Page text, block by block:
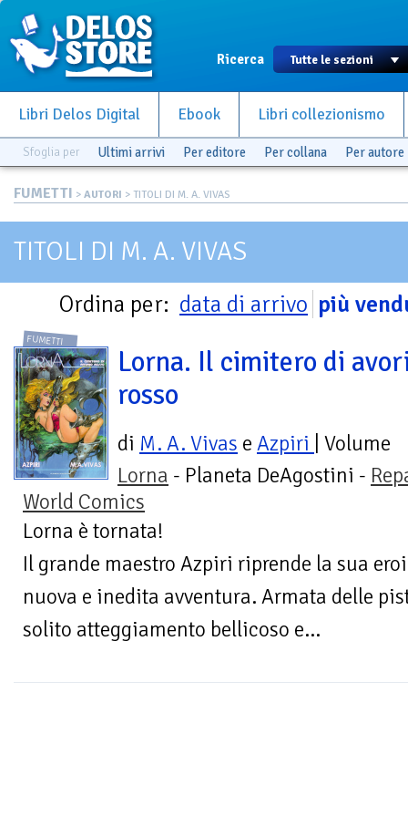
Ricerca
Libri Delos Digital Ebook Libri collezionismo
Sfoglia per Ultimi arrivi Per editore Per collana Per autore
FUMETTI > AUTORI > TITOLI DI M. A. VIVAS
TITOLI DI M. A. VIVAS
Ordina per: data di arrivo più
FUMETTI
Lorna. Il cimitero di
rosso
di M. A. Vivas e Azpiri
| Volume
Lorna - Planeta DeAgostini -
World Comics
Lorna è tornata!
Il grande maestro Azpiri riprende la sua
nuova e inedita avventura. Armata delle
solito atteggiamento bellicoso e...